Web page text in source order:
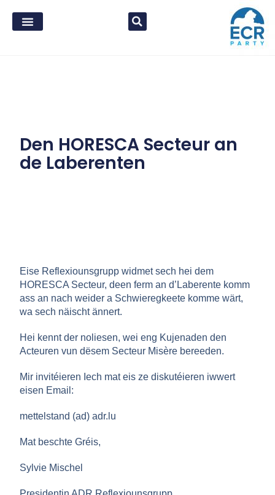
Den HORESCA Secteur an
de Laberenten
Eise Reflexiounsgrupp widmet sech hei dem
HORESCA Secteur, deen ferm an d’Laberente komm
ass an nach weider a Schwieregkeete komme wärt,
wa sech näischt ännert.
Hei kennt der noliesen, wei eng Kujenaden den
Acteuren vun dësem Secteur Misère bereeden.
Mir invitéieren Iech mat eis ze diskutéieren iwwert
eisen Email:
mettelstand (ad) adr.lu
Mat beschte Gréis,
Sylvie Mischel